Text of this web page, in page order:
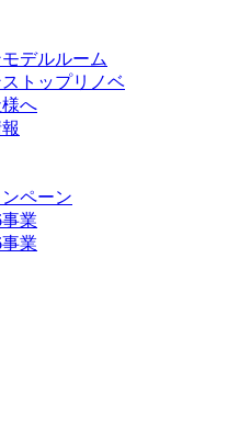
デルルーム
トップリノベ
へ
ペーン
業
業